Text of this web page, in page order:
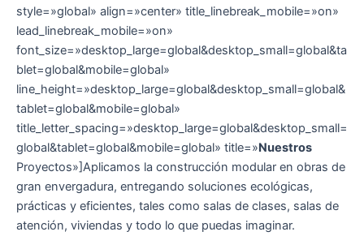
style=»global» align=»center» title_linebreak_mobile=»on»
lead_linebreak_mobile=»on»
font_size=»desktop_large=global&desktop_small=global&ta
blet=global&mobile=global»
line_height=»desktop_large=global&desktop_small=global&
tablet=global&mobile=global»
title_letter_spacing=»desktop_large=global&desktop_small=
global&tablet=global&mobile=global» title=»Nuestros
Proyectos»]Aplicamos la construcción modular en obras de
gran envergadura, entregando soluciones ecológicas,
prácticas y eficientes, tales como salas de clases, salas de
atención, viviendas y todo lo que puedas imaginar.